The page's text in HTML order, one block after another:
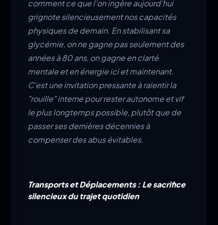
comment ce que l'on ingère aujourd'hui
grignote silencieusement nos capacités
physiques de demain. En stabilisant sa
glycémie, on ne gagne pas seulement des
années à 80 ans, on gagne en clarté
mentale et en énergie ici et maintenant.
C'est une invitation pressante à ralentir la
"rouille" interne pour rester autonome et vif
le plus longtemps possible, plutôt que de
passer ses dernières décennies à
compenser des abus évitables.
Transports et Déplacements : Le sacrifice
silencieux du trajet quotidien